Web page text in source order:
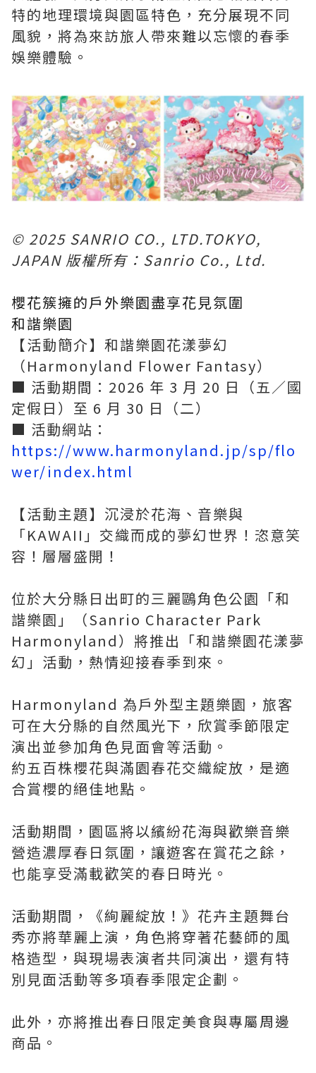
特的地理環境與園區特色，充分展現不同
風貌，將為來訪旅人帶來難以忘懷的春季
娛樂體驗。
© 2025 SANRIO CO., LTD.TOKYO,
JAPAN 版權所有：Sanrio Co., Ltd.
櫻花簇擁的戶外樂園盡享花見氛圍
和諧樂園
【活動簡介】和諧樂園花漾夢幻
（Harmonyland Flower Fantasy）
■ 活動期間：2026 年 3 月 20 日（五／國
定假日）至 6 月 30 日（二）
■ 活動網站：
https://www.harmonyland.jp/sp/flo
wer/index.html
【活動主題】沉浸於花海、音樂與
「KAWAII」交織而成的夢幻世界！恣意笑
容！層層盛開！
位於大分縣日出町的三麗鷗角色公園「和
諧樂園」（Sanrio Character Park
Harmonyland）將推出「和諧樂園花漾夢
幻」活動，熱情迎接春季到來。
Harmonyland 為戶外型主題樂園，旅客
可在大分縣的自然風光下，欣賞季節限定
演出並參加角色見面會等活動。
約五百株櫻花與滿園春花交織綻放，是適
合賞櫻的絕佳地點。
活動期間，園區將以繽紛花海與歡樂音樂
營造濃厚春日氛圍，讓遊客在賞花之餘，
也能享受滿載歡笑的春日時光。
活動期間，《絢麗綻放！》花卉主題舞台
秀亦將華麗上演，角色將穿著花藝師的風
格造型，與現場表演者共同演出，還有特
別見面活動等多項春季限定企劃。
此外，亦將推出春日限定美食與專屬周邊
商品。